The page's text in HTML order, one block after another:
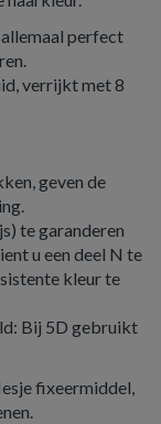
perfect
verrijkt met 8
geven de
te garanderen
u een deel N te
kleur te
Bij 5D gebruikt
fixeermiddel,